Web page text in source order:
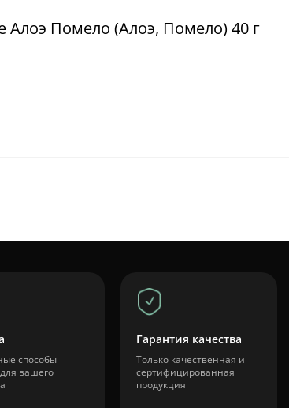
Алоэ Помело (Алоэ, Помело) 40 г
способы
вашего
Гарантия качества
Только качественная и
сертифицированная
продукция